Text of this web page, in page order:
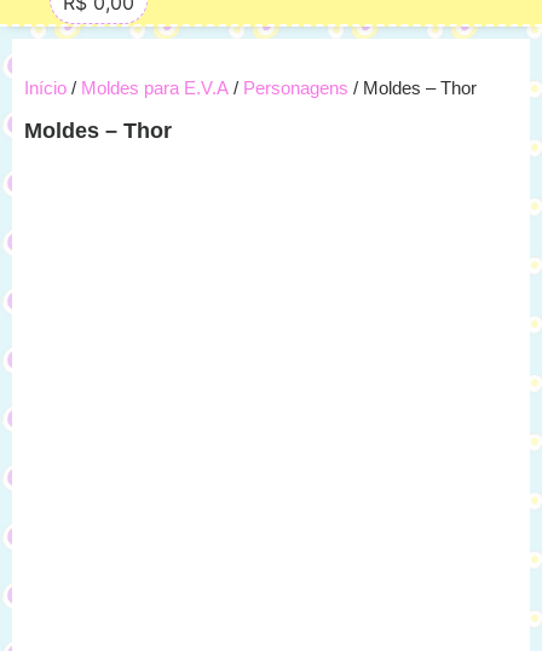
Início / Moldes para E.V.A / Personagens / Moldes – Thor
Moldes – Thor